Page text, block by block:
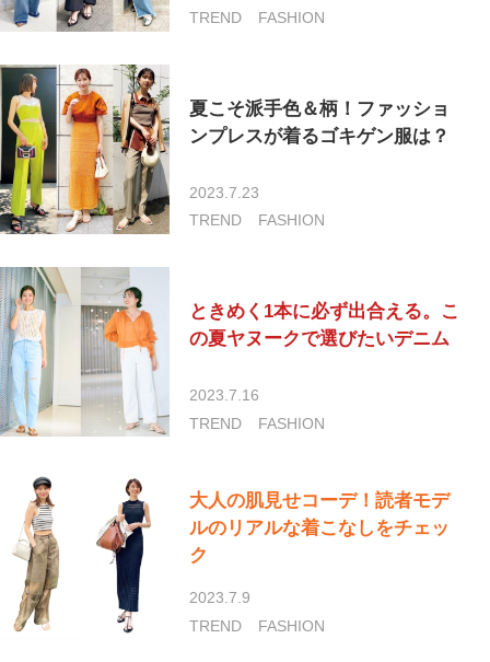
TREND
FASHION
夏こそ派手色＆柄！ファッショ
ンプレスが着るゴキゲン服は？
2023.7.23
TREND
FASHION
ときめく1本に必ず出合える。こ
の夏ヤヌークで選びたいデニム
2023.7.16
TREND
FASHION
大人の肌見せコーデ！読者モデ
ルのリアルな着こなしをチェッ
ク
2023.7.9
TREND
FASHION